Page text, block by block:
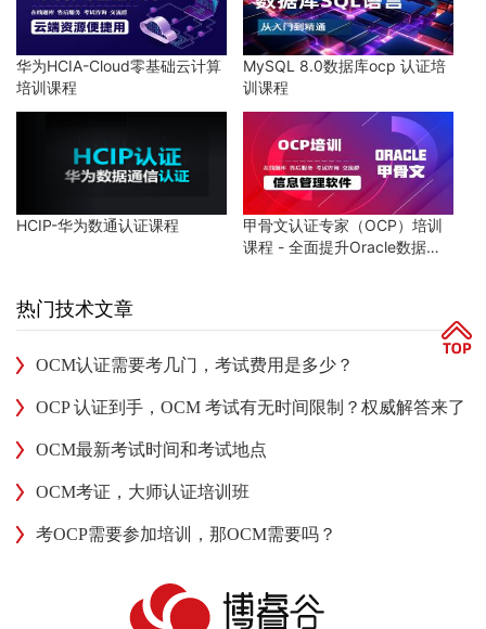
华为HCIA-Cloud零基础云计算
培训课程
MySQL 8.0数据库ocp 认证培
训课程
HCIP-华为数通认证课程
甲骨文认证专家（OCP）培训
课程 - 全面提升Oracle数据库
热门技术文章
OCM认证需要考几门，考试费用是多少？
OCP 认证到手，OCM 考试有无时间限制？权威解答来了
OCM最新考试时间和考试地点
OCM考证，大师认证培训班
考OCP需要参加培训，那OCM需要吗？